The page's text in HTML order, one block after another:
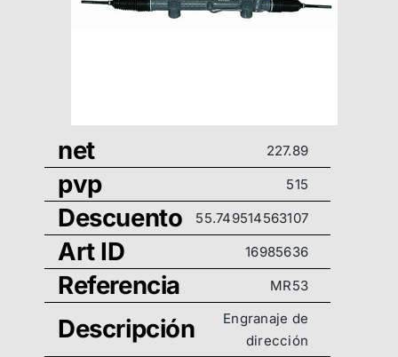
net 227.89
pvp 515
Descuento 55.749514563107
Art ID 16985636
Referencia MR53
Descripción
Engranaje de
dirección